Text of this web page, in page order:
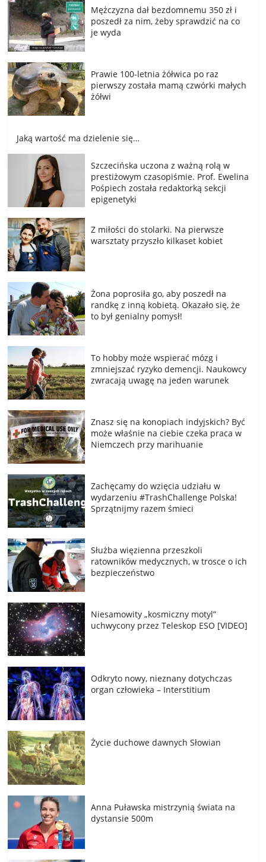
Mężczyzna dał bezdomnemu 350 zł i
poszedł za nim, żeby sprawdzić na co
je wyda
Prawie 100-letnia żółwica po raz
pierwszy została mamą czwórki małych
żółwi
Jaką wartość ma dzielenie się…
Szczecińska uczona z ważną rolą w
prestiżowym czasopiśmie. Prof. Ewelina
Pośpiech została redaktorką sekcji
epigenetyki
Z miłości do stolarki. Na pierwsze
warsztaty przyszło kilkaset kobiet
Żona poprosiła go, aby poszedł na
randkę z inną kobietą. Okazało się, że
to był genialny pomysł!
To hobby może wspierać mózg i
zmniejszać ryzyko demencji. Naukowcy
zwracają uwagę na jeden warunek
Znasz się na konopiach indyjskich? Być
może właśnie na ciebie czeka praca w
Niemczech przy marihuanie
Zachęcamy do wzięcia udziału w
wydarzeniu #TrashChallenge Polska!
Sprzątnijmy razem śmieci
Służba więzienna przeszkoli
ratowników medycznych, w trosce o ich
bezpieczeństwo
Niesamowity „kosmiczny motyl”
uchwycony przez Teleskop ESO [VIDEO]
Odkryto nowy, nieznany dotychczas
organ człowieka – Interstitium
Życie duchowe dawnych Słowian
Anna Puławska mistrzynią świata na
dystansie 500m